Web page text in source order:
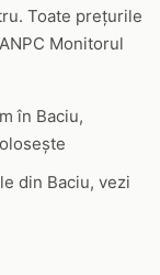
Toate prețurile
Monitorul
în Baciu,
din Baciu, vezi